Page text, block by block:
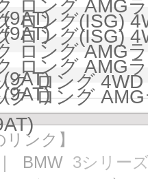
ロング AMG
ロング(ISG)
ロング(ISG)
ロング AMG
ロング AMG
ク ロング
ク ロング
ンク】
BMW 3シリー